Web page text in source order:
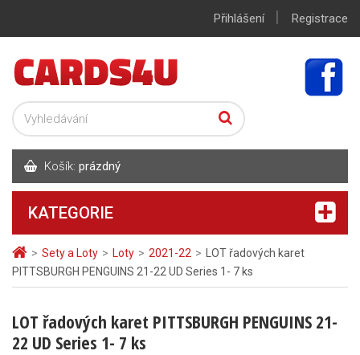
> Sety a Loty > Loty > 2021-22 >
LOT řadových karet
PITTSBURGH PENGUINS 21-22 UD Series 1- 7 ks
LOT řadových karet PITTSBURGH PENGUINS 21-
22 UD Series 1- 7 ks
Přihlášení | Registrace
Košík: prázdný
KATEGORIE